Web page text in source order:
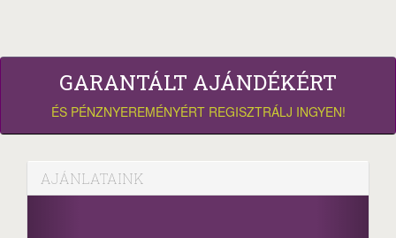
GARANTÁLT AJÁNDÉKÉRT
ÉS PÉNZNYEREMÉNYÉRT REGISZTRÁLJ INGYEN!
AJÁNLATAINK